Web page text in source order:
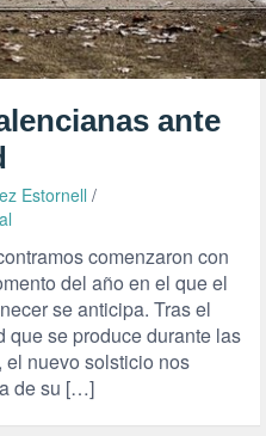
ante
Estornell /
comenzaron con
del año en el que el
se anticipa. Tras el
que se produce durante las
nuevo solsticio nos
de su […]